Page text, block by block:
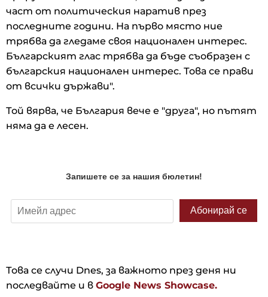
част от политическия наратив през
последните години. На първо място ние
трябва да гледаме своя национален интерес.
Българският глас трябва да бъде съобразен с
българския национален интерес. Това се прави
от всички държави".
Той вярва, че България вече е "друга", но пътят
няма да е лесен.
Това се случи Dnes, за важното през деня ни
последвайте и в Google News Showcase.